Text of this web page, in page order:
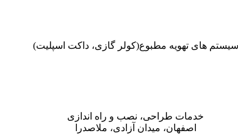
سیستم های تهویه مطبوع(کولر گازی، داکت اسپلیت)
خدمات طراحی، نصب و راه اندازی
اصفهان، میدان آزادی، ملاصدرا